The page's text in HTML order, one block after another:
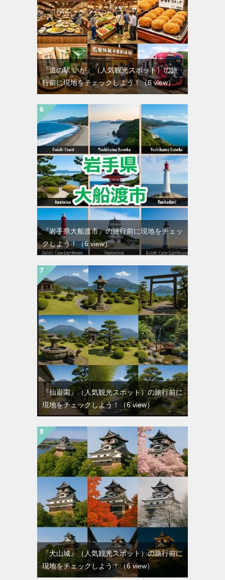
『道の駅 いが』（人気観光スポット）の旅
行前に現地をチェックしよう！（6 view）
『岩手県大船渡市』の旅行前に現地をチェッ
クしよう！（6 view）
『仙巌園』（人気観光スポット）の旅行前に
現地をチェックしよう！
（6 view）
『犬山城』（人気観光スポット）の旅行前に
現地をチェックしよう！（6 view）